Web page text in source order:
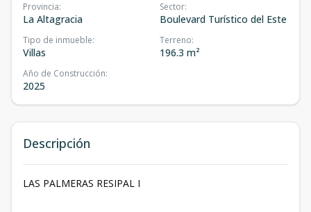
Provincia:
La Altagracia
Sector:
Boulevard Turístico del Este
Tipo de inmueble:
Villas
Terreno:
196.3 m²
Año de Construcción:
2025
Descripción
LAS PALMERAS RESIPAL I